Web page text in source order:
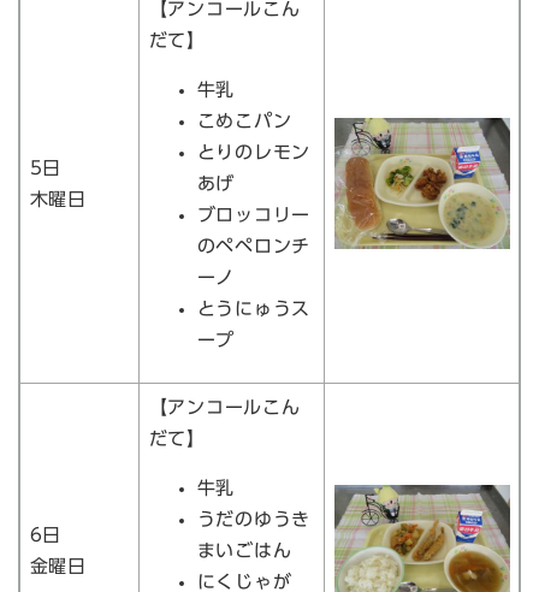
5日
木曜日
【アンコールこん
だて】
牛乳
こめこパン
とりのレモン
あげ
ブロッコリー
のペペロンチ
ーノ
とうにゅうス
ープ
6日
金曜日
【アンコールこん
だて】
牛乳
うだのゆうき
まいごはん
にくじゃが